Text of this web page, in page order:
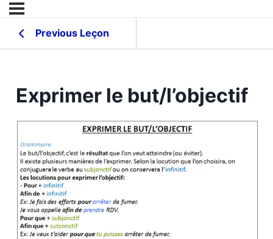
Previous Leçon
Exprimer le but/l’objectif